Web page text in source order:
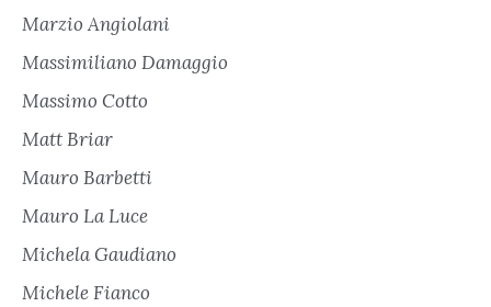
Marzio Angiolani
Massimiliano Damaggio
Massimo Cotto
Matt Briar
Mauro Barbetti
Mauro La Luce
Michela Gaudiano
Michele Fianco